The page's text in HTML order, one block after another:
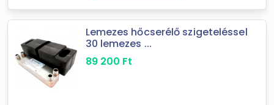
Forgalmazók
NEMSEMMI.HU
Megatherm Kft.
Lemezes hőcserélő szigeteléssel
30 lemezes ...
89 200 Ft